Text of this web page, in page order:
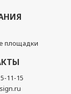
площадки
11-15